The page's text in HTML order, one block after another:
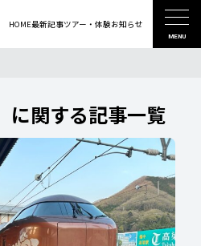
HOME最新記事ツアー・体験お知らせ
MENU
に関する記事一覧